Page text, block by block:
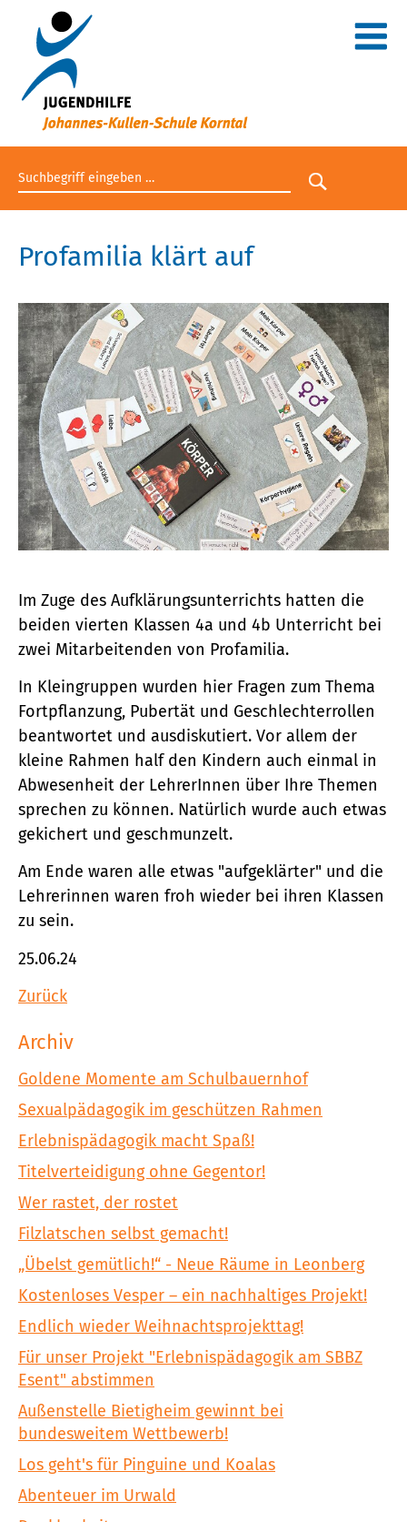
Suchbegriff eingeben
Suche
Profamilia klärt auf
Im Zuge des Aufklärungsunterrichts hatten die
beiden vierten Klassen 4a und 4b Unterricht bei
zwei Mitarbeitenden von Profamilia.
In Kleingruppen wurden hier Fragen zum Thema
Fortpflanzung, Pubertät und Geschlechterrollen
beantwortet und ausdiskutiert. Vor allem der
kleine Rahmen half den Kindern auch einmal in
Abwesenheit der LehrerInnen über Ihre Themen
sprechen zu können. Natürlich wurde auch etwas
gekichert und geschmunzelt.
Am Ende waren alle etwas "aufgeklärter" und die
Lehrerinnen waren froh wieder bei ihren Klassen
zu sein.
25.06.24
Zurück
Archiv
Goldene Momente am Schulbauernhof
Sexualpädagogik im geschützen Rahmen
Erlebnispädagogik macht Spaß!
Titelverteidigung ohne Gegentor!
Wer rastet, der rostet
Filzlatschen selbst gemacht!
„Übelst gemütlich!“ - Neue Räume in Leonberg
Kostenloses Vesper – ein nachhaltiges Projekt!
Endlich wieder Weihnachtsprojekttag!
Für unser Projekt "Erlebnispädagogik am SBBZ
Esent" abstimmen
Außenstelle Bietigheim gewinnt bei
bundesweitem Wettbewerb!
Los geht's für Pinguine und Koalas
Abenteuer im Urwald